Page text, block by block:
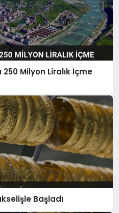
250 Milyon Liralık İçme
Başladı